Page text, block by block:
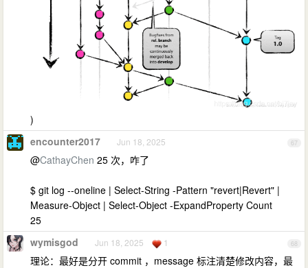
)
67
encounter2017 Jun 18, 2025
@CathayChen 25 次，咋了
$ git log --oneline | Select-String -Pattern "revert|Revert" |
Measure-Object | Select-Object -ExpandProperty Count
25
68
wymisgod Jun 18, 2025 1
理论：最好是分开 commit ，message 标注清楚修改内容，最